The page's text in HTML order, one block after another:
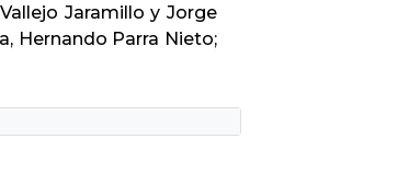
Jaramillo y Jorge
Hernando Parra Nieto;